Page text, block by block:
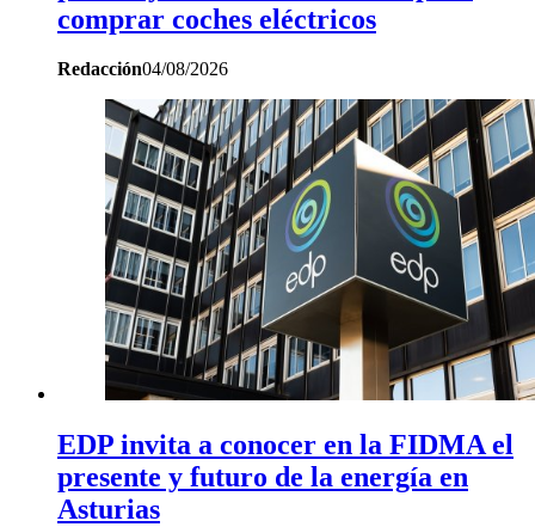
comprar coches eléctricos
Redacción04/08/2026
EDP invita a conocer en la FIDMA el
presente y futuro de la energía en
Asturias